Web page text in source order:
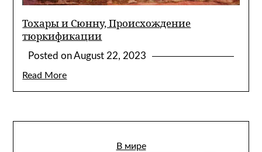
Тохары и Сюнну, Происхождение
тюркификации
Posted onAugust 22, 2023
Read More
В мире